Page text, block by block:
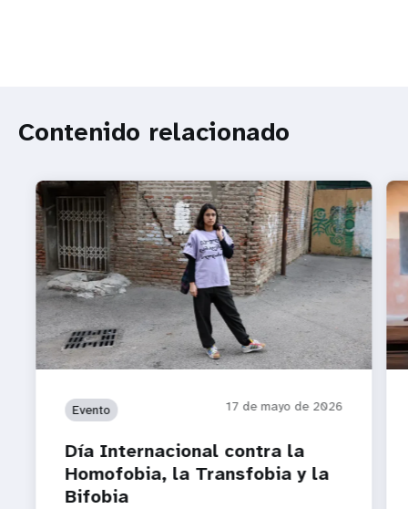
Contenido relacionado
Evento 17 de mayo de 2026
Día Internacional contra la
Homofobia, la Transfobia y la
Bifobia